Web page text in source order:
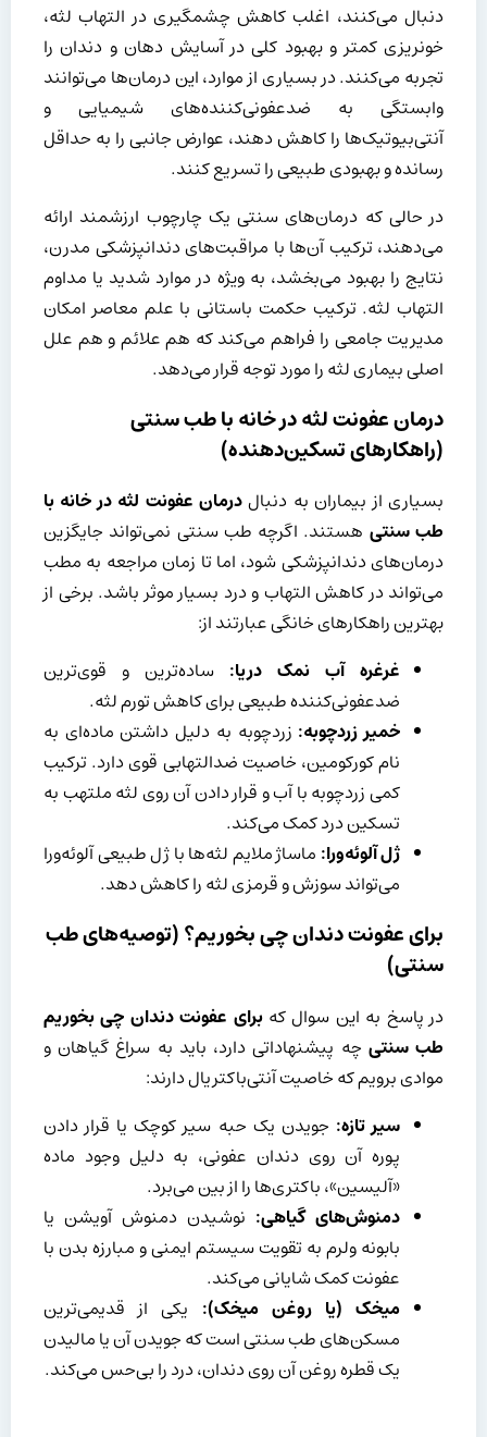
دنبال می‌کنند، اغلب کاهش چشمگیری در التهاب لثه،
خونریزی کمتر و بهبود کلی در آسایش دهان و دندان را
تجربه می‌کنند. در بسیاری از موارد، این درمان‌ها می‌توانند
وابستگی به ضدعفونی‌کننده‌های شیمیایی و
آنتی‌بیوتیک‌ها را کاهش دهند، عوارض جانبی را به حداقل
رسانده و بهبودی طبیعی را تسریع کنند.
در حالی که درمان‌های سنتی یک چارچوب ارزشمند ارائه
می‌دهند، ترکیب آن‌ها با مراقبت‌های دندانپزشکی مدرن،
نتایج را بهبود می‌بخشد، به ویژه در موارد شدید یا مداوم
التهاب لثه. ترکیب حکمت باستانی با علم معاصر امکان
مدیریت جامعی را فراهم می‌کند که هم علائم و هم علل
اصلی بیماری لثه را مورد توجه قرار می‌دهد.
درمان عفونت لثه در خانه با طب سنتی
(راهکارهای تسکین‌دهنده)
بسیاری از بیماران به دنبالدرمان عفونت لثه در خانه با
طب سنتی هستند. اگرچه طب سنتی نمی‌تواند جایگزین
درمان‌های دندانپزشکی شود، اما تا زمان مراجعه به مطب
می‌تواند در کاهش التهاب و درد بسیار موثر باشد. برخی از
بهترین راهکارهای خانگی عبارتند از:
غرغره آب نمک دریا: ساده‌ترین و قوی‌ترین
ضدعفونی‌کننده طبیعی برای کاهش تورم لثه.
خمیر زردچوبه: زردچوبه به دلیل داشتن ماده‌ای به
نام کورکومین، خاصیت ضدالتهابی قوی دارد. ترکیب
کمی زردچوبه با آب و قرار دادن آن روی لثه ملتهب به
تسکین درد کمک می‌کند.
ژل آلوئه‌ورا: ماساژ ملایم لثه‌ها با ژل طبیعی آلوئه‌ورا
می‌تواند سوزش و قرمزی لثه را کاهش دهد.
برای عفونت دندان چی بخوریم؟ (توصیه‌های طب
سنتی)
در پاسخ به این سوال کهبرای عفونت دندان چی بخوریم
طب سنتی چه پیشنهاداتی دارد، باید به سراغ گیاهان و
موادی برویم که خاصیت آنتی‌باکتریال دارند:
سیر تازه: جویدن یک حبه سیر کوچک یا قرار دادن
پوره آن روی دندان عفونی، به دلیل وجود ماده
«آلیسین»، باکتری‌ها را از بین می‌برد.
دمنوش‌های گیاهی: نوشیدن دمنوش آویشن یا
بابونه ولرم به تقویت سیستم ایمنی و مبارزه بدن با
عفونت کمک شایانی می‌کند.
میخک (یا روغن میخک): یکی از قدیمی‌ترین
مسکن‌های طب سنتی است که جویدن آن یا مالیدن
یک قطره روغن آن روی دندان، درد را بی‌حس می‌کند.